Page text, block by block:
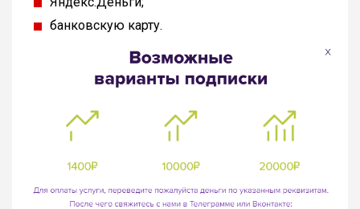
банковскую карту.